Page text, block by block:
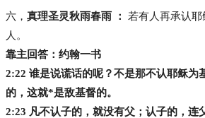
六， 真理圣灵秋雨春雨 ：
若有人再承认
人。
靠主回答：约翰一书
2:22 谁是说谎话的呢？不是那不认耶稣为
的，这就*是敌基督的。
2:23 凡不认子的，就没有父；认子的，连